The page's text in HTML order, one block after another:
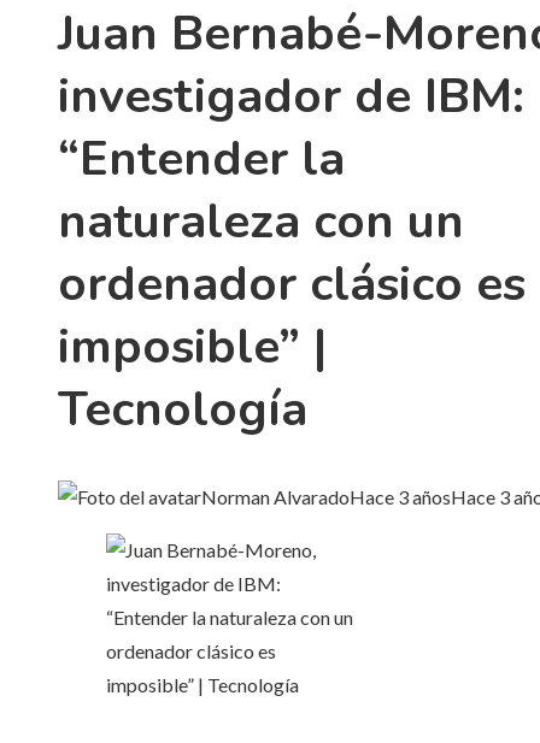
Juan Bernabé-
investigador de IBM:
“Entender la
naturaleza con un
ordenador clásico es
imposible” |
Tecnología
Norman AlvaradoHace 3 añosHace 3